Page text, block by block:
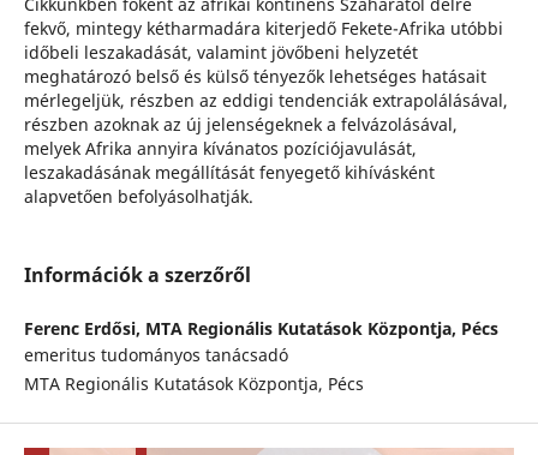
fekvő, mintegy kétharmadára kiterjedő Fekete-Afrika utóbbi
időbeli leszakadását, valamint jövőbeni helyzetét
meghatározó belső és külső tényezők lehetséges hatásait
mérlegeljük, részben az eddigi tendenciák extrapolálásával,
részben azoknak az új jelenségeknek a felvázolásával,
melyek Afrika annyira kívánatos pozíciójavulását,
leszakadásának megállítását fenyegető kihívásként
alapvetően befolyásolhatják.
Információk a szerzőről
Ferenc Erdősi, MTA Regionális Kutatások Központja, Pécs
emeritus tudományos tanácsadó
MTA Regionális Kutatások Központja, Pécs